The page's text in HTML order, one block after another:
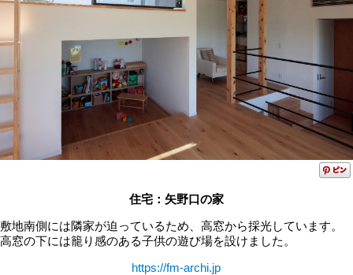
住宅：矢野口の家
敷地南側には隣家が迫っているため、高窓から採光しています。
高窓の下には籠り感のある子供の遊び場を設けました。
https://fm-archi.jp